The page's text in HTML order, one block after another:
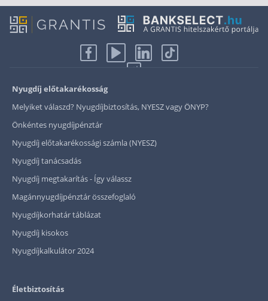
Nyugdíj előtakarékosság
Melyiket válaszd? Nyugdíjbiztosítás, NYESZ vagy ÖNYP?
Önkéntes nyugdíjpénztár
Nyugdíj előtakarékossági számla (NYESZ)
Nyugdíj tanácsadás
Nyugdíj megtakarítás - Így válassz
Magánnyugdíjpénztár összefoglaló
Nyugdíjkorhatár táblázat
Nyugdíj kisokos
Nyugdíjkalkulátor 2024
Életbiztosítás